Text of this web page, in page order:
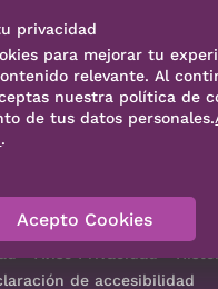
Consultas
SÍGUENOS
Código de Ética
de accesibilidad
privacidad
para mejorar tu
relevante. Al
nuestra política de
de tus datos personales.
.
Acepto Cookies